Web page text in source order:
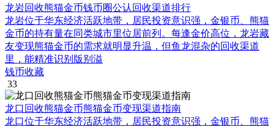
龙岩回收熊猫金币钱币圈公认回收渠道排行
龙岩位于华东经济活跃地带，居民投资意识强，金银币、熊猫
金币的持有量在同类城市里位居前列。每逢金价高位，龙岩藏
友变现熊猫金币的需求就明显升温，但鱼龙混杂的回收渠道
里，能精准识别版别溢
钱币收藏
33
龙口回收熊猫金币熊猫金币变现渠道指南
龙口位于华东经济活跃地带，居民投资意识强，金银币、熊猫